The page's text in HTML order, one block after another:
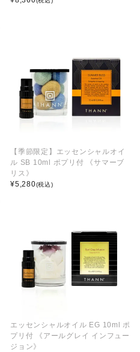
【季節限定】エッセンシャルオイ
ル SB 10ml ポプリ付 《サマーブ
リス》
¥5,280(税込)
エッセンシャルオイル EG 10ml ポ
プリ付 《アールグレイ インフュー
ジョン》